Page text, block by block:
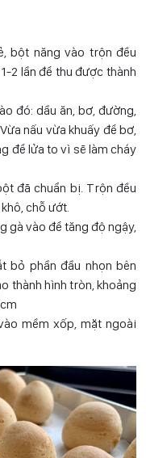
bột năng vào trộn đều
2 lần để thu được thành
đó: dầu ăn, bơ, đường,
nấu vừa khuấy để bơ,
để lửa to vì sẽ làm cháy
đã chuẩn bị. Trộn đều
chỗ ướt.
gà vào để tăng độ ngậy,
bỏ phần đầu nhọn bên
thành hình tròn, khoảng
mềm xốp, mặt ngoài